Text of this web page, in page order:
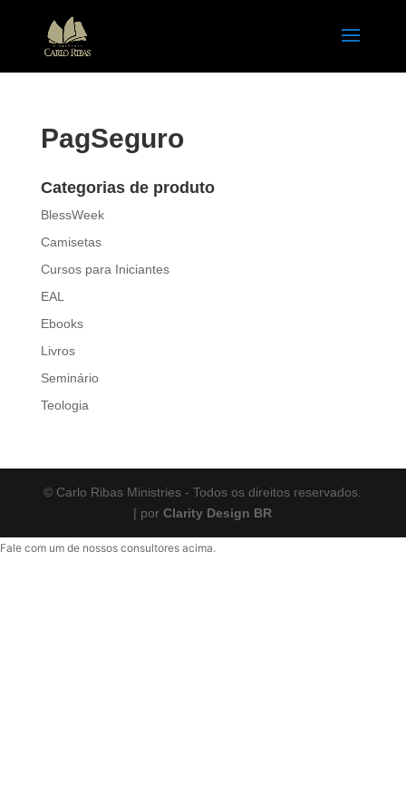
PagSeguro
Categorias de produto
BlessWeek
Camisetas
Cursos para Iniciantes
EAL
Ebooks
Livros
Seminário
Teologia
© Carlo Ribas Ministries - Todos os direitos reservados.
| porClarity Design BR
Fale com um de nossos consultores acima.